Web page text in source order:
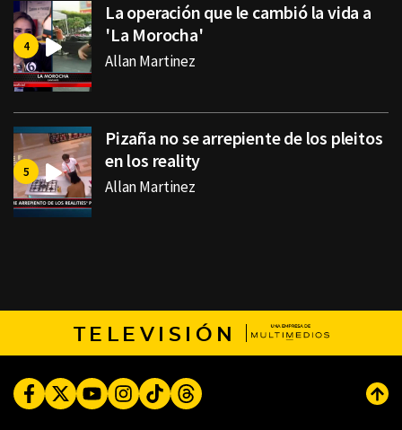
La operación que le cambió la vida a
'La Morocha'
Allan Martinez
Pizaña no se arrepiente de los pleitos
en los reality
Allan Martinez
TELEVISIÓN
FacebookTwitterYoutubeInstagram
TikTokThreads